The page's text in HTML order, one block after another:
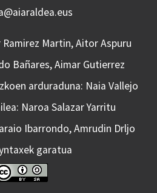
Martin, Aitor Aspuru
Bañares, Aimar Gutierrez
arduraduna: Naia Vallejo
Naroa Salazar Yarritu
Ibarrondo, Amrudin Drljo
garatua